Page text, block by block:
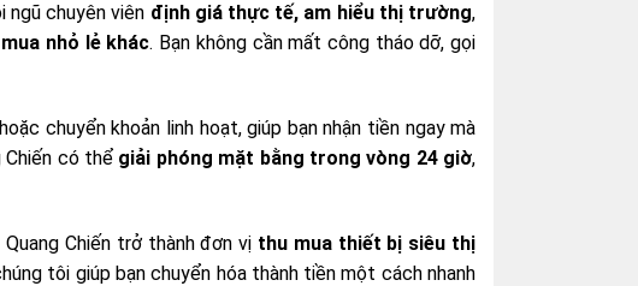
chuyên viên định giá thực tế, am hiểu thị trường,
nhỏ lẻ khác. Bạn không cần mất công tháo dỡ, gọi
chuyển khoản linh hoạt, giúp bạn nhận tiền ngay mà
Chiến có thể giải phóng mặt bằng trong vòng 24 giờ,
Chiến trở thành đơn vị thu mua thiết bị siêu thị
tôi giúp bạn chuyển hóa thành tiền một cách nhanh